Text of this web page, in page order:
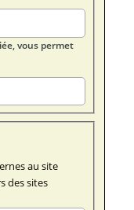
vous permet
au site
des sites